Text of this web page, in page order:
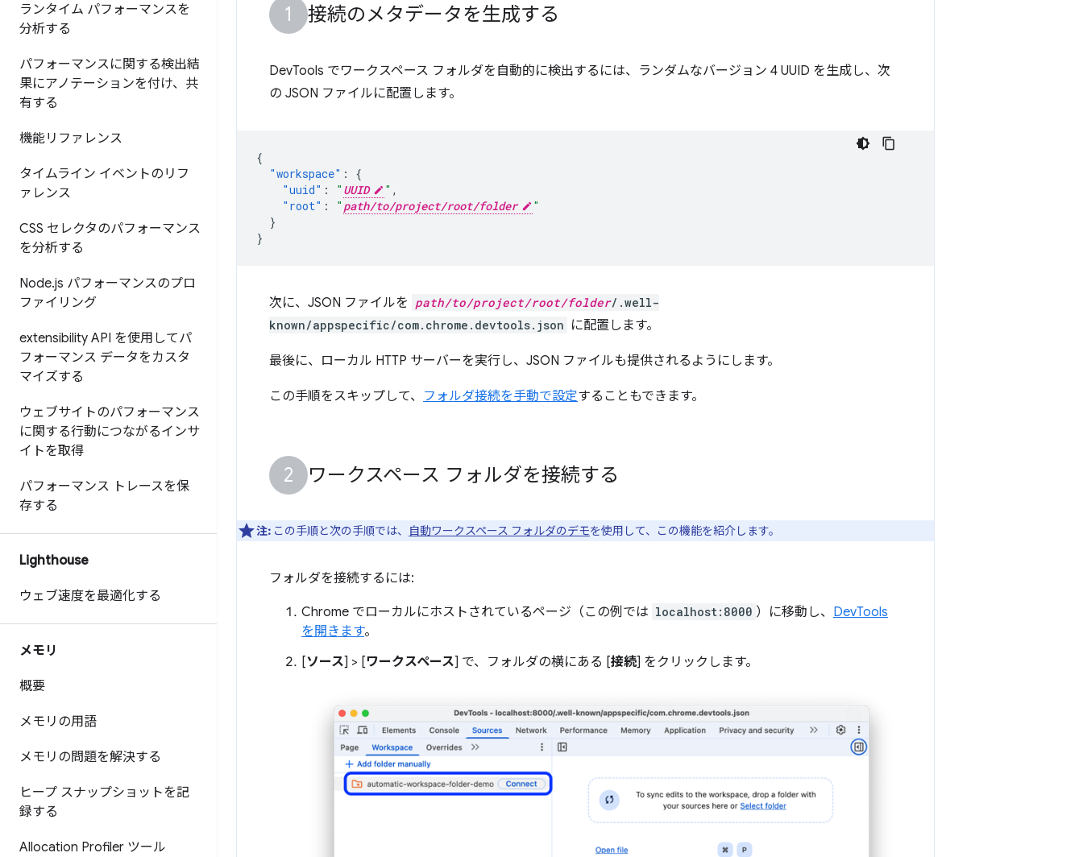
ランタイム パフォーマンスを
分析する
パフォーマンスに関する検出結
果にアノテーションを付け、共
有する
機能リファレンス
タイムライン イベントのリフ
ァレンス
CSS セレクタのパフォーマンス
を分析する
Node.js パフォーマンスのプロ
ファイリング
extensibility API を使用してパ
フォーマンス データをカスタ
マイズする
ウェブサイトのパフォーマンス
に関する行動につながるインサ
イトを取得
パフォーマンス トレースを保
存する
Lighthouse
ウェブ速度を最適化する
メモリ
概要
メモリの用語
メモリの問題を解決する
ヒープ スナップショットを記
録する
Allocation Profiler ツール
接続のメタデータを生成する
DevTools でワークスペース フォルダを自動的に検出するには、ランダムなバージョン 4 UUID を生成し、次
の JSON ファイルに配置します。
{
"workspace" :
{
"uuid" : " UUID " ,
"root" : " path/to/project/root/folder
"
}
}
次に、JSON ファイルを path/to/project/root/folder/.well-
known/appspecific/com.chrome.devtools.json に配置します。
最後に、ローカル HTTP サーバーを実行し、JSON ファイルも提供されるようにします。
この手順をスキップして、 フォルダ接続を手動で設定することもできます。
ワークスペース フォルダを接続する
注: この手順と次の手順では、 自動ワークスペース フォルダのデモを使用して、この機能を紹介します。
フォルダを接続するには:
Chrome でローカルにホストされているページ（この例では localhost:8000 ）に移動し、 DevTools
を開きます。
[ソース] > [ワークスペース] で、フォルダの横にある [接続] をクリックします。